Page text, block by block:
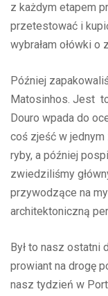
z każdym etapem
przetestować i
wybrałam ołówki o
Później
Matosinhos. Jest
Douro wpada do
coś zjeść w jednym
ryby, a później
zwiedziliśmy
przywodzące na
architektoniczną
Był to nasz ostatni
prowiant na drogę
nasz tydzień w